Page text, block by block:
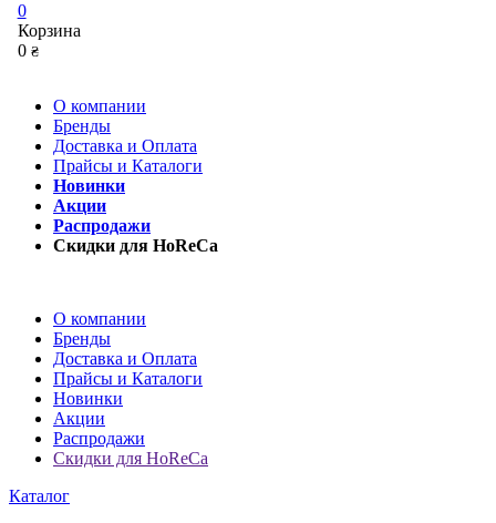
0
Корзина
0 ₴
О компании
Бренды
Доставка и Оплата
Прайсы и Каталоги
Новинки
Акции
Распродажи
Скидки для HoReCa
О компании
Бренды
Доставка и Оплата
Прайсы и Каталоги
Новинки
Акции
Распродажи
Скидки для HoReCa
Каталог